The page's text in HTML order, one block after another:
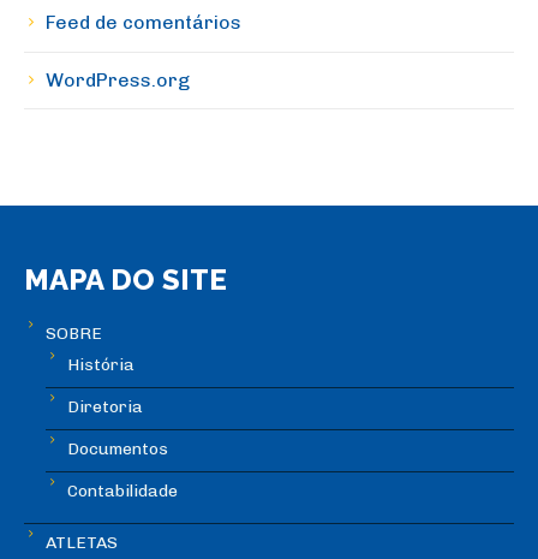
Feed de comentários
WordPress.org
MAPA DO SITE
SOBRE
História
Diretoria
Documentos
Contabilidade
ATLETAS